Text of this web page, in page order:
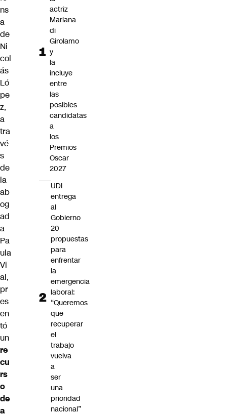
ns
a
de
Ni
col
ás
Ló
pe
z,
a
tra
vé
s
de
la
ab
og
ad
a
Pa
ula
Vi
al,
pr
es
en
tó
un
re
cu
rs
o
de
a
actriz
Mariana
di
Girolamo
y
la
incluye
entre
las
posibles
candidatas
a
los
Premios
Oscar
2027
UDI
entrega
al
Gobierno
20
propuestas
para
enfrentar
la
emergencia
laboral:
“Queremos
que
recuperar
el
trabajo
vuelva
a
ser
una
prioridad
nacional”